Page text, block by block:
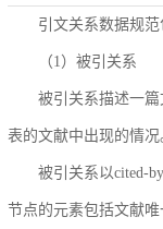
引文关系数据规
（1）被引关系
被引关系描述一
表的文献中出现的情况
被引关系以cited-
节点的元素包括文献